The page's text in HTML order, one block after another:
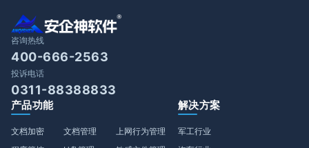
咨询热线
400-666-2563
投诉电话
0311-88388833
产品功能
文档加密
文档管理
上网行为管理
解决方案
军工行业